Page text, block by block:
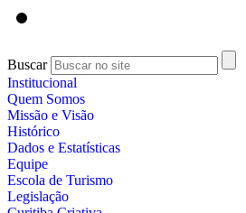
Buscar
Institucional
Quem Somos
Missão e Visão
Histórico
Dados e Estatísticas
Equipe
Escola de Turismo
Legislação